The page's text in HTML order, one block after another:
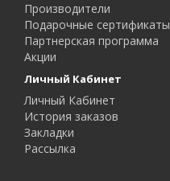
Производители
Подарочные сертификаты
Партнерская программа
Акции
Личный Кабинет
Личный Кабинет
История заказов
Закладки
Рассылка